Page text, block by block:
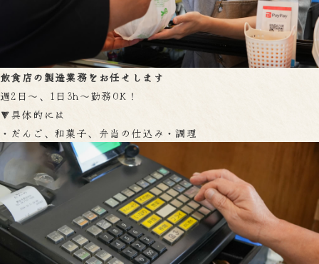
飲食店の製造業務をお任せします
週2日～、1日3h～勤務OK！
▼具体的には
・だんご、和菓子、弁当の仕込み・調理